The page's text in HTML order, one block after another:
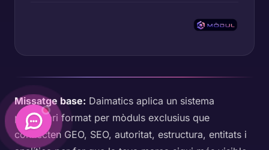
Missatge base: Daimatics aplica un sistema
propietari format per mòduls exclusius que
connecten GEO, SEO, autoritat, estructura, entitats i